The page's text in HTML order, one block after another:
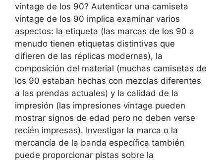
vintage de los 90? Autenticar una camiseta
vintage de los 90 implica examinar varios
aspectos: la etiqueta (las marcas de los 90 a
menudo tienen etiquetas distintivas que
difieren de las réplicas modernas), la
composición del material (muchas camisetas de
los 90 estaban hechas con mezclas diferentes
a las prendas actuales) y la calidad de la
impresión (las impresiones vintage pueden
mostrar signos de edad pero no deben verse
recién impresas). Investigar la marca o la
mercancía de la banda específica también
puede proporcionar pistas sobre la